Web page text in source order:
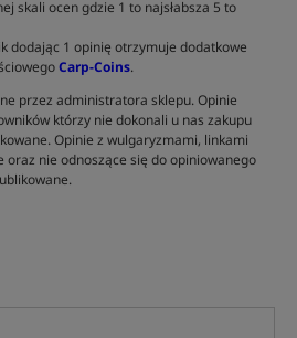
skali ocen gdzie 1 to najsłabsza 5 to
dodając 1 opinię otrzymuje dodatkowe
Carp-Coins.
przez administratora sklepu. Opinie
którzy nie dokonali u nas zakupu
Opinie z wulgaryzmami, linkami
oraz nie odnoszące się do opiniowanego